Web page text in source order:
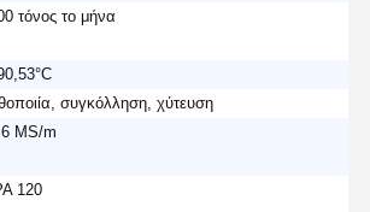
τόνος το μήνα
συγκόλληση, χύτευση
MS/m
120